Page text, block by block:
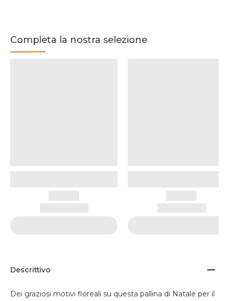
Completa la nostra selezione
Descrittivo
Dei graziosi motivi floreali su questa pallina di Natale per il